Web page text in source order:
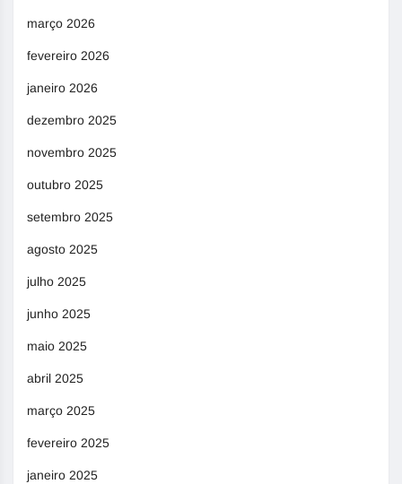
março 2026
fevereiro 2026
janeiro 2026
dezembro 2025
novembro 2025
outubro 2025
setembro 2025
agosto 2025
julho 2025
junho 2025
maio 2025
abril 2025
março 2025
fevereiro 2025
janeiro 2025